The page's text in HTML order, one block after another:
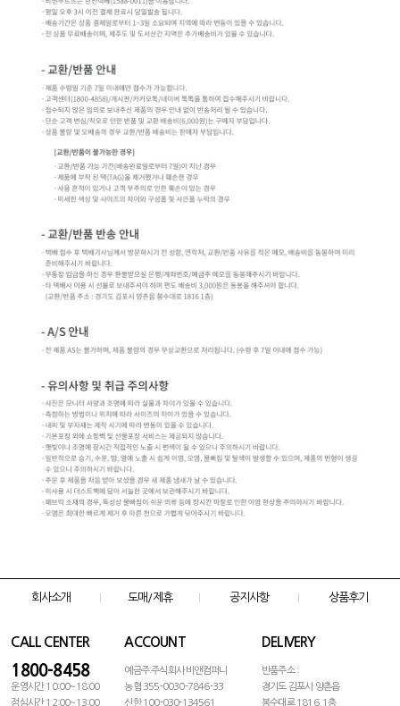
회사소개 도매/제휴 공지사항 상품후기
CALL CENTER
1800-8458
운영시간 10:00~18:00
점심시간 12:00~13:00
ACCOUNT
예금주:주식회사 비앤컴퍼니
농협 355-0030-7846-33
신한 100-030-134561
DELIVERY
반품주소 :
경기도 김포시 양촌읍
봉수대로 1816, 1층